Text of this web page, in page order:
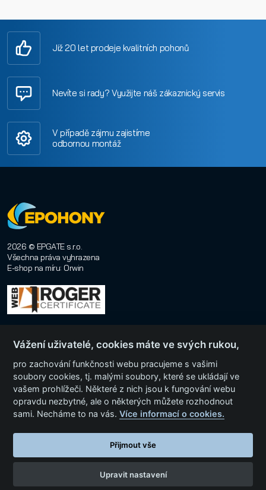
Již 20 let prodeje kvalitních pohonů
Nevíte si rady? Využijte náš zákaznický servis
V případě zájmu zajistíme
odbornou montáž
2026 © EPGATE s.r.o.
Všechna práva vyhrazena
E-shop na míru: Orwin
Menu
Kategorie produktů
Vážení uživatelé, cookies máte ve svých rukou,
pro zachování funkčnosti webu pracujeme s vašimi
soubory cookies, tj. malými soubory, které se ukládají ve
vašem prohlížeči. Některé z nich jsou k fungování webu
opravdu nezbytné, ale o některých můžete rozhodnout
sami. Necháme to na vás.Více informací o cookies.
Přijmout vše
Upravit nastavení